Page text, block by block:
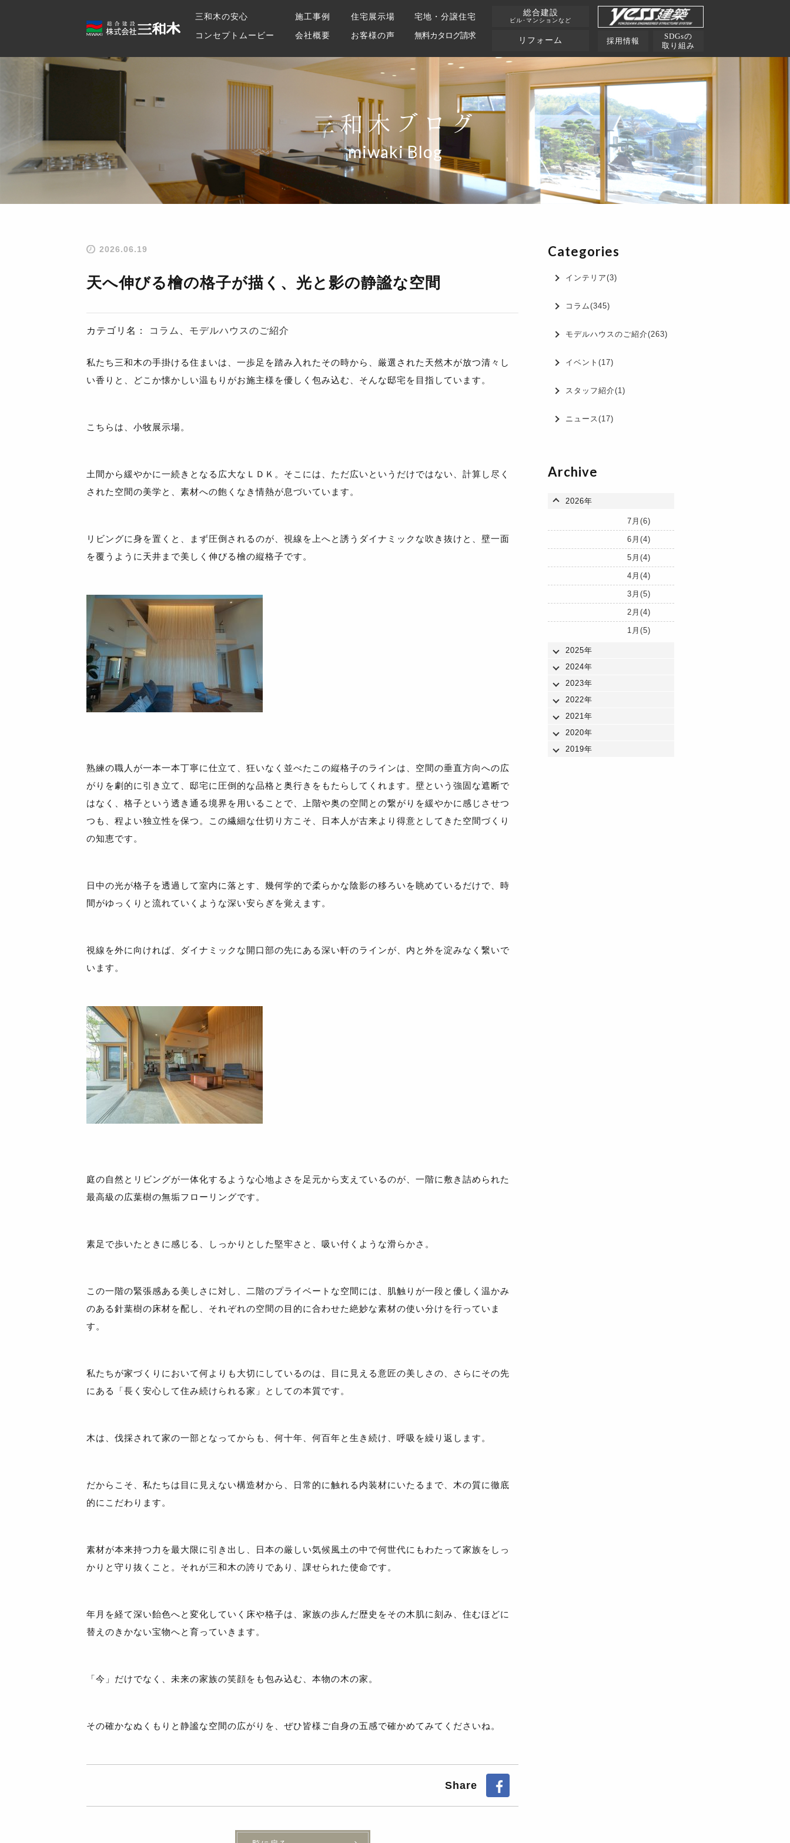
三和木の安心 施工事例 住宅展示場 宅地・分譲住宅
コンセプトムービー 会社概要 お客様の声 無料カタログ請求
総合建設
ビル･マンションなど
リフォーム 採用情報
SDGsの
取り組み
三和木ブログ
miwaki Blog
2026.06.19
天へ伸びる檜の格子が描く、光と影の静謐な空間
カテゴリ名： コラム モデルハウスのご紹介
私たち三和木の手掛ける住まいは、一歩足を踏み入れたその時から、厳選された天然木が放つ清々し
い香りと、どこか懐かしい温もりがお施主様を優しく包み込む、そんな邸宅を目指しています。
こちらは、小牧展示場。
土間から緩やかに一続きとなる広大なＬＤＫ。そこには、ただ広いというだけではない、計算し尽く
された空間の美学と、素材への飽くなき情熱が息づいています。
リビングに身を置くと、まず圧倒されるのが、視線を上へと誘うダイナミックな吹き抜けと、壁一面
を覆うように天井まで美しく伸びる檜の縦格子です。
熟練の職人が一本一本丁寧に仕立て、狂いなく並べたこの縦格子のラインは、空間の垂直方向への広
がりを劇的に引き立て、邸宅に圧倒的な品格と奥行きをもたらしてくれます。壁という強固な遮断で
はなく、格子という透き通る境界を用いることで、上階や奥の空間との繋がりを緩やかに感じさせつ
つも、程よい独立性を保つ。この繊細な仕切り方こそ、日本人が古来より得意としてきた空間づくり
の知恵です。
日中の光が格子を透過して室内に落とす、幾何学的で柔らかな陰影の移ろいを眺めているだけで、時
間がゆっくりと流れていくような深い安らぎを覚えます。
視線を外に向ければ、ダイナミックな開口部の先にある深い軒のラインが、内と外を淀みなく繋いで
います。
庭の自然とリビングが一体化するような心地よさを足元から支えているのが、一階に敷き詰められた
最高級の広葉樹の無垢フローリングです。
素足で歩いたときに感じる、しっかりとした堅牢さと、吸い付くような滑らかさ。
この一階の緊張感ある美しさに対し、二階のプライベートな空間には、肌触りが一段と優しく温かみ
のある針葉樹の床材を配し、それぞれの空間の目的に合わせた絶妙な素材の使い分けを行っていま
す。
私たちが家づくりにおいて何よりも大切にしているのは、目に見える意匠の美しさの、さらにその先
にある「長く安心して住み続けられる家」としての本質です。
木は、伐採されて家の一部となってからも、何十年、何百年と生き続け、呼吸を繰り返します。
だからこそ、私たちは目に見えない構造材から、日常的に触れる内装材にいたるまで、木の質に徹底
的にこだわります。
素材が本来持つ力を最大限に引き出し、日本の厳しい気候風土の中で何世代にもわたって家族をしっ
かりと守り抜くこと。それが三和木の誇りであり、課せられた使命です。
年月を経て深い飴色へと変化していく床や格子は、家族の歩んだ歴史をその木肌に刻み、住むほどに
替えのきかない宝物へと育っていきます。
「今」だけでなく、未来の家族の笑顔をも包み込む、本物の木の家。
その確かなぬくもりと静謐な空間の広がりを、ぜひ皆様ご自身の五感で確かめてみてくださいね。
Share
Categories
インテリア(3)
コラム(345)
モデルハウスのご紹介(263)
イベント(17)
スタッフ紹介(1)
ニュース(17)
Archive
2026年
7月(6)
6月(4)
5月(4)
4月(4)
3月(5)
2月(4)
1月(5)
2025年
2024年
2023年
2022年
2021年
2020年
2019年